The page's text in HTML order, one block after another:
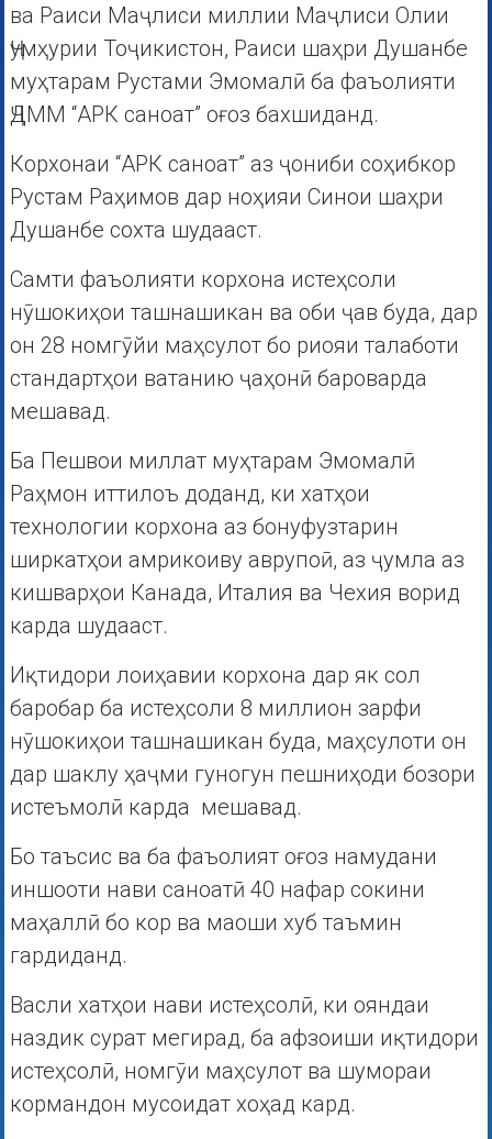
ва Раиси Маҷлиси миллии Маҷлиси Олии
Ҷумҳурии Тоҷикистон, Раиси шаҳри Душанбе
муҳтарам Рустами Эмомалӣ ба фаъолияти
ҶДММ “АРК саноат” оғоз бахшиданд.
Корхонаи “АРК саноат” аз ҷониби соҳибкор
Рустам Раҳимов дар ноҳияи Синои шаҳри
Душанбе сохта шудааст.
Самти фаъолияти корхона истеҳсоли
нӯшокиҳои ташнашикан ва оби ҷав буда, дар
он 28 номгӯйи маҳсулот бо риояи талаботи
стандартҳои ватанию ҷаҳонӣ бароварда
мешавад.
Ба Пешвои миллат муҳтарам Эмомалӣ
Раҳмон иттилоъ доданд, ки хатҳои
технологии корхона аз бонуфузтарин
ширкатҳои амрикоиву аврупоӣ, аз ҷумла аз
кишварҳои Канада, Италия ва Чехия ворид
карда шудааст.
Иқтидори лоиҳавии корхона дар як сол
баробар ба истеҳсоли 8 миллион зарфи
нӯшокиҳои ташнашикан буда, маҳсулоти он
дар шаклу ҳаҷми гуногун пешниҳоди бозори
истеъмолӣ карда мешавад.
Бо таъсис ва ба фаъолият оғоз намудани
иншооти нави саноатӣ 40 нафар сокини
маҳаллӣ бо кор ва маоши хуб таъмин
гардиданд.
Васли хатҳои нави истеҳсолӣ, ки ояндаи
наздик сурат мегирад, ба афзоиши иқтидори
истеҳсолӣ, номгӯи маҳсулот ва шумораи
кормандон мусоидат хоҳад кард.